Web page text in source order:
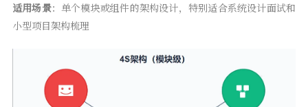
适用场景：单个模块或组件的架构设计，特别适合系统设计面试和
小型项目架构梳理